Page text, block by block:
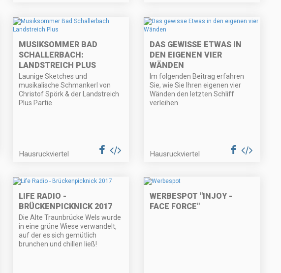
MUSIKSOMMER BAD
SCHALLERBACH:
LANDSTREICH PLUS
Launige Sketches und
musikalische Schmankerl von
Christof Spörk & der Landstreich
Plus Partie.
Hausruckviertel
DAS GEWISSE ETWAS IN
DEN EIGENEN VIER
WÄNDEN
Im folgenden Beitrag erfahren
Sie, wie Sie Ihren eigenen vier
Wänden den letzten Schliff
verleihen.
Hausruckviertel
LIFE RADIO -
BRÜCKENPICKNICK 2017
Die Alte Traunbrücke Wels wurde
in eine grüne Wiese verwandelt,
auf der es sich gemütlich
brunchen und chillen ließ!
WERBESPOT "INJOY -
FACE FORCE"